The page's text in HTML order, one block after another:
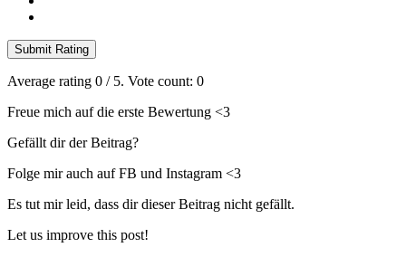
Submit Rating
Average rating 0 / 5. Vote count: 0
Freue mich auf die erste Bewertung <3
Gefällt dir der Beitrag?
Folge mir auch auf FB und Instagram <3
Es tut mir leid, dass dir dieser Beitrag nicht gefällt.
Let us improve this post!